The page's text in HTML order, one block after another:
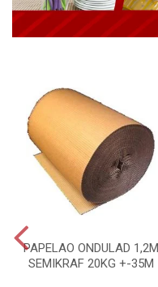
PAPELAO ONDULAD 1,2M
SEMIKRAF 20KG +-35M